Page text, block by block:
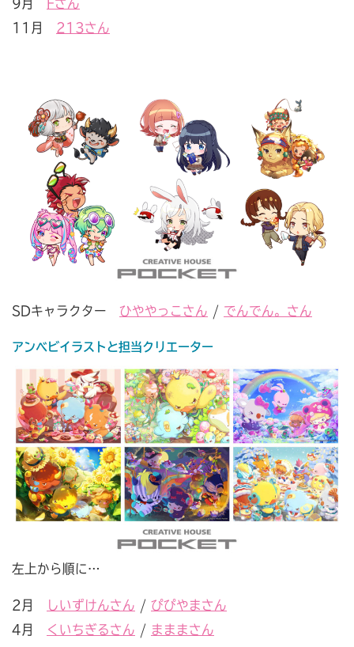
9月
Fさん
11月
213さん
SDキャラクター ひややっこさん / でんでん。さん
アンベビイラストと担当クリエーター
左上から順に…
2月 しいずけんさん / ぴぴやまさん
4月
くいちぎるさん / まままさん